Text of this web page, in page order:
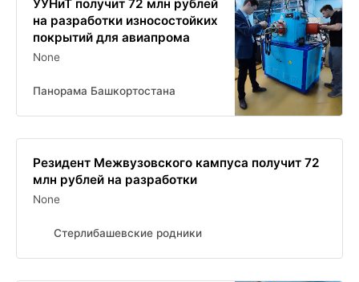
УУНиТ получит 72 млн рублей
на разработки износостойких
покрытий для авиапрома
None
Панорама Башкортостана
Резидент Межвузовского кампуса получит 72
млн рублей на разработки
None
Стерлибашевские родники